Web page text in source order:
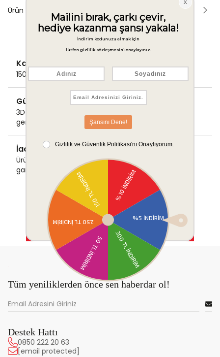
Ürün Önerileri
Kargo Ücretsiz
1500 TL ve üzeri alışverişlerde Kargo bedava!
Güvenli Ödeme
3D Secure ile güvenli ödemenizi
gerçekleştirin.
İade & Değişim Garantisi
Ürünlerinizde sorunsuz iade ve değişim
garantisi.
Tüm yeniliklerden önce sen haberdar ol!
Destek Hattı
0850 222 20 63
[email protected]